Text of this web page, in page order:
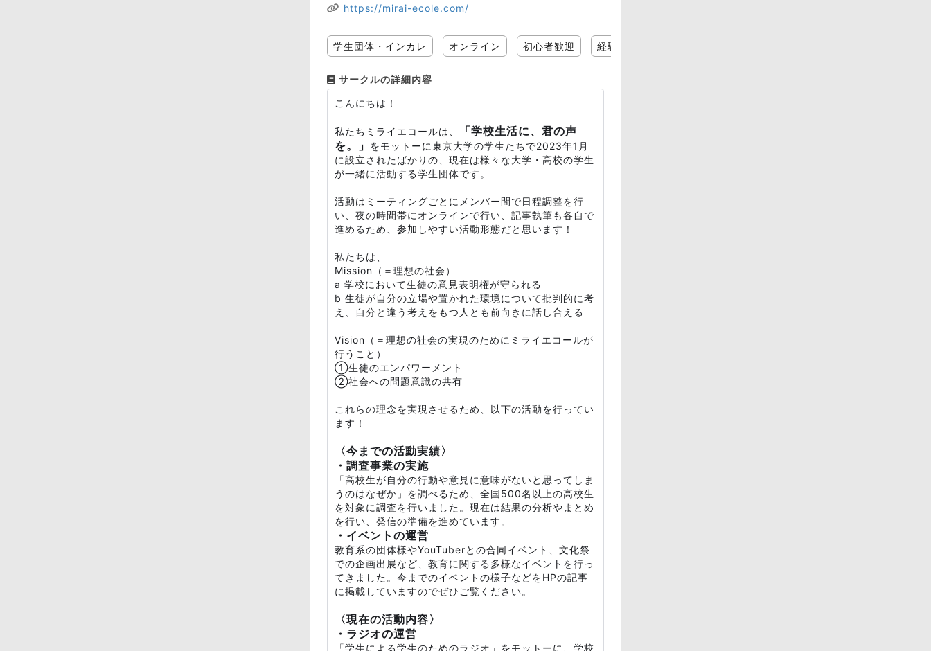
https://mirai-ecole.com/
学生団体・インカレ オンライン 初心者歓迎 経験者募集
サークルの詳細内容
こんにちは！
私たちミライエコールは、
「学校生活に、君の声
を。」 をモットーに東京大学の学生たちで2023年1月
に設立されたばかりの、現在は様々な大学・高校の学生
が一緒に活動する学生団体です。
活動はミーティングごとにメンバー間で日程調整を行
い、夜の時間帯にオンラインで行い、記事執筆も各自で
進めるため、参加しやすい活動形態だと思います！
私たちは、
Mission（＝理想の社会）
a 学校において生徒の意見表明権が守られる
b 生徒が自分の立場や置かれた環境について批判的に考
え、自分と違う考えをもつ人とも前向きに話し合える
Vision（＝理想の社会の実現のためにミライエコールが
行うこと）
①生徒のエンパワーメント
②社会への問題意識の共有
これらの理念を実現させるため、以下の活動を行ってい
ます！
〈今までの活動実績〉
・調査事業の実施
「高校生が自分の行動や意見に意味がないと思ってしま
うのはなぜか」を調べるため、全国500名以上の高校生
を対象に調査を行いました。現在は結果の分析やまとめ
を行い、発信の準備を進めています。
・イベントの運営
教育系の団体様やYouTuberとの合同イベント、文化祭
での企画出展など、教育に関する多様なイベントを行っ
てきました。今までのイベントの様子などをHPの記事
に掲載していますのでぜひご覧ください。
〈現在の活動内容〉
・ラジオの運営
「学生による学生のためのラジオ」をモットーに、学校